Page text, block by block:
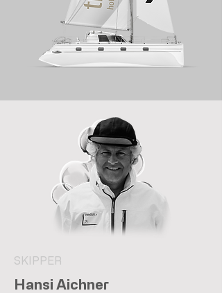
SKIPPER
Hansi Aichner